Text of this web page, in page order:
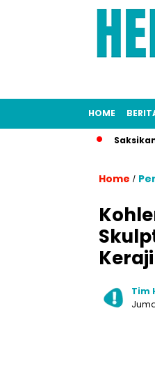
HOME
Saksikan
Home /
Tim